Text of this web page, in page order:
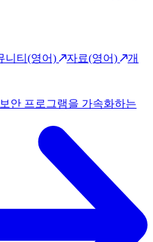
니티(영어) 자료(영어)
개
안 프로그램을 가속화하는